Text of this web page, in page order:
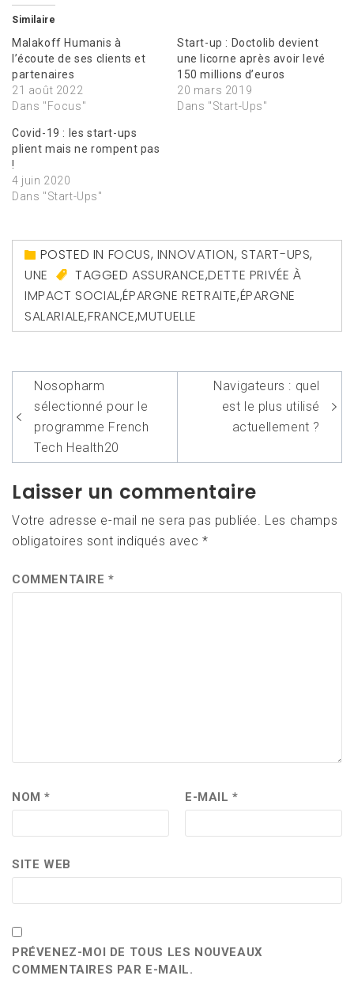
Similaire
Malakoff Humanis à
l’écoute de ses clients et
partenaires
21 août 2022
Dans "Focus"
Start-up : Doctolib devient
une licorne après avoir levé
150 millions d’euros
20 mars 2019
Dans "Start-Ups"
Covid-19 : les start-ups
plient mais ne rompent pas
!
4 juin 2020
Dans "Start-Ups"
POSTED IN FOCUS, INNOVATION, START-UPS,
UNE
TAGGEDASSURANCE,DETTE PRIVÉE À
IMPACT SOCIAL,ÉPARGNE RETRAITE,ÉPARGNE
SALARIALE,FRANCE,MUTUELLE
Navigation
de
l’article
Nosopharm
sélectionné pour le
programme French
Tech Health20
Navigateurs : quel
est le plus utilisé
actuellement ?
Laisser un commentaire
Votre adresse e-mail ne sera pas publiée. Les champs
obligatoires sont indiqués avec*
COMMENTAIRE*
NOM* E-MAIL*
SITE WEB
PRÉVENEZ-MOI DE TOUS LES NOUVEAUX
COMMENTAIRES PAR E-MAIL.